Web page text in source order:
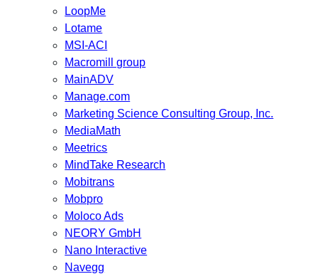
LoopMe
Lotame
MSI-ACI
Macromill group
MainADV
Manage.com
Marketing Science Consulting Group, Inc.
MediaMath
Meetrics
MindTake Research
Mobitrans
Mobpro
Moloco Ads
NEORY GmbH
Nano Interactive
Navegg